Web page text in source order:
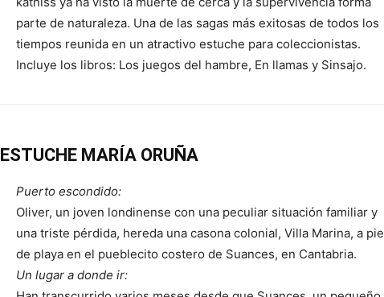
parte de naturaleza. Una de las sagas más exitosas de todos los
tiempos reunida en un atractivo estuche para coleccionistas.
Incluye los libros: Los juegos del hambre, En llamas y Sinsajo.
ESTUCHE MARÍA ORUÑA
Puerto escondido:
Oliver, un joven londinense con una peculiar situación familiar y
una triste pérdida, hereda una casona colonial, Villa Marina, a pie
de playa en el pueblecito costero de Suances, en Cantabria.
Un lugar a donde ir: